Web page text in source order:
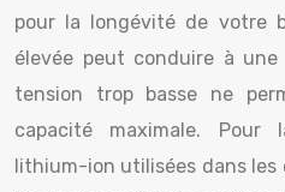
pour la longévité de votre
élevée peut conduire à une
tension trop basse ne
capacité maximale.
lithium-ion utilisées dans